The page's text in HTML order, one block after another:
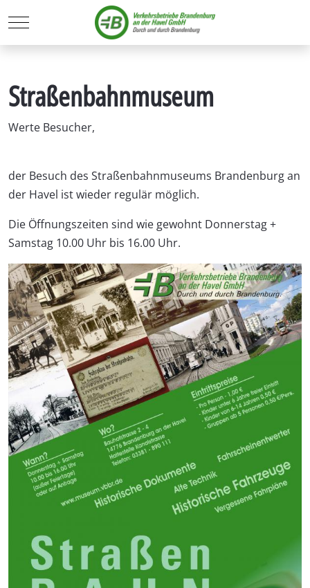
Mobile Menu Toggle
Straßenbahnmuseum
Werte Besucher,
der Besuch des Straßenbahnmuseums Brandenburg an
der Havel ist wieder regulär möglich.
Die Öffnungszeiten sind wie gewohnt Donnerstag +
Samstag 10.00 Uhr bis 16.00 Uhr.